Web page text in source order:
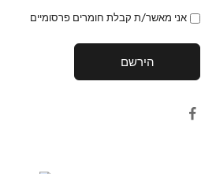
אני מאשר/ת קבלת חומרים פרסומיים
הירשם